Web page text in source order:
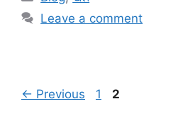
Leave a comment
← Previous Page
1 Page
2